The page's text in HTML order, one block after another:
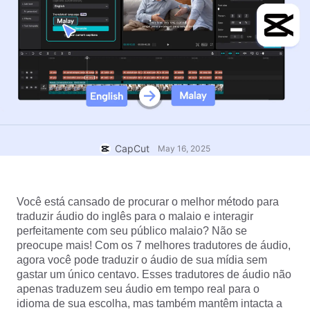
Texto e Áudio
Legendas automáticas
Modelos de legenda
Reconhecimento de fala
Texto em fala
Aprimorar voz
Redução de ruído
Imagem
Marketing
Estilo de vida e vlogs
Design personalizado
Mais
Recursos
Tendências do mercado
Principais escolhas
Tendências e dicas de modelos
Mais
Modelos para setores
Modelos de retrospectiva
Centro de confiança
Central de ajuda
Central de notícias
Abrir o CapCut
CapCut May 16, 2025
Você está cansado de procurar o melhor método para
traduzir áudio do inglês para o malaio e interagir
perfeitamente com seu público malaio? Não se
preocupe mais! Com os 7 melhores tradutores de áudio,
agora você pode traduzir o áudio de sua mídia sem
gastar um único centavo. Esses tradutores de áudio não
apenas traduzem seu áudio em tempo real para o
idioma de sua escolha, mas também mantêm intacta a